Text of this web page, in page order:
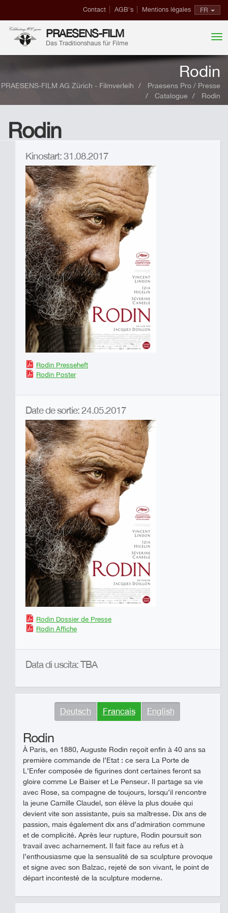
FR
Contact AGB's Mentions légales
PRAESENS-FILM
Das Traditionshaus für Filme
Rodin
PRAESENS-FILM AG Zürich - Filmverleih
Praesens Pro / Presse
Catalogue
Rodin
Rodin
Kinostart: 31.08.2017
Rodin Presseheft
Rodin Poster
Date de sortie: 24.05.2017
Rodin Dossier de Presse
Rodin Affiche
Data di uscita: TBA
Deutsch Francais English
Rodin
À Paris, en 1880, Auguste Rodin reçoit enfin à 40 ans sa
première commande de l’Etat : ce sera La Porte de
L’Enfer composée de figurines dont certaines feront sa
gloire comme Le Baiser et Le Penseur. Il partage sa vie
avec Rose, sa compagne de toujours, lorsqu’il rencontre
la jeune Camille Claudel, son élève la plus douée qui
devient vite son assistante, puis sa maîtresse. Dix ans de
passion, mais également dix ans d’admiration commune
et de complicité. Après leur rupture, Rodin poursuit son
travail avec acharnement. Il fait face au refus et à
l’enthousiasme que la sensualité de sa sculpture provoque
et signe avec son Balzac, rejeté de son vivant, le point de
départ incontesté de la sculpture moderne.